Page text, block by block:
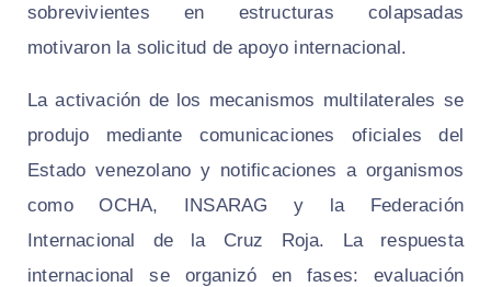
sobrevivientes en estructuras colapsadas
motivaron la solicitud de apoyo internacional.
La activación de los mecanismos multilaterales se
produjo mediante comunicaciones oficiales del
Estado venezolano y notificaciones a organismos
como OCHA, INSARAG y la Federación
Internacional de la Cruz Roja. La respuesta
internacional se organizó en fases: evaluación